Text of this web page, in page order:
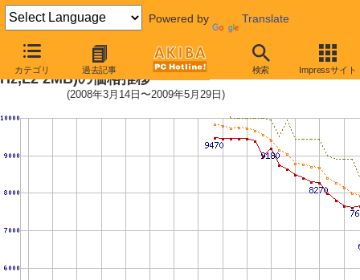
Powered by Translate
カテゴリ 過去記事 検索 Impressサイト
Pentium Dual-Core E5200 (2.5G
Hz,L2 2MB)の価格推移
(2008年3月14日〜2009年5月29日)